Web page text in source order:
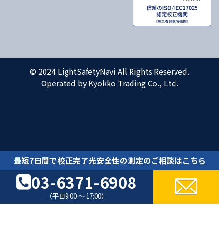
最短7日間で校正完了光安全性の測定のご相談はこちら
03-6371-6908
（平日9:00 ～ 17:00）
© 2024 LightSafetyNavi All Rights Reserved.
Operated by Kyokko Trading Co., Ltd.